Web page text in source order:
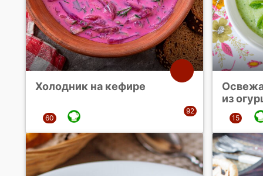
Холодник на кефире
из